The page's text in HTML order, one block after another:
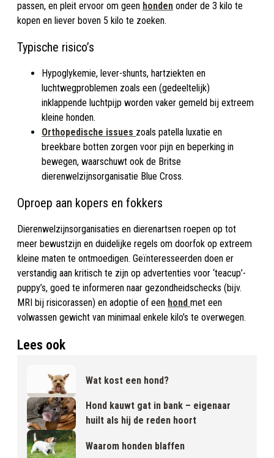
passen, en pleit ervoor om geen honden onder de 3 kilo te
kopen en liever boven 5 kilo te zoeken.
Typische risico’s
Hypoglykemie, lever-shunts, hartziekten en
luchtwegproblemen zoals een (gedeeltelijk)
inklappende luchtpijp worden vaker gemeld bij extreem
kleine honden.​
Orthopedische issues zoals patella luxatie en
breekbare botten zorgen voor pijn en beperking in
bewegen, waarschuwt ook de Britse
dierenwelzijnsorganisatie Blue Cross.
Oproep aan kopers en fokkers
Dierenwelzijnsorganisaties en dierenartsen roepen op tot
meer bewustzijn en duidelijke regels om doorfok op extreem
kleine maten te ontmoedigen. Geïnteresseerden doen er
verstandig aan kritisch te zijn op advertenties voor ‘teacup’-
puppy’s, goed te informeren naar gezondheidschecks (bijv.
MRI bij risicorassen) en adoptie of een hond met een
volwassen gewicht van minimaal enkele kilo’s te overwegen.
Lees ook
Wat kost een hond?
Hond kauwt gat in bank – eigenaar
huilt als hij de reden hoort
Waarom honden blaffen